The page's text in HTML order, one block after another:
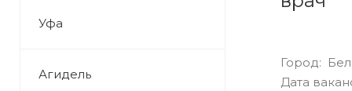
Уфа
Агидель
Город:
Дата